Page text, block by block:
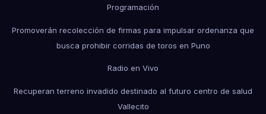
Programación
Promoverán recolección de firmas para impulsar ordenanza que
busca prohibir corridas de toros en Puno
Radio en Vivo
Recuperan terreno invadido destinado al futuro centro de salud
Vallecito